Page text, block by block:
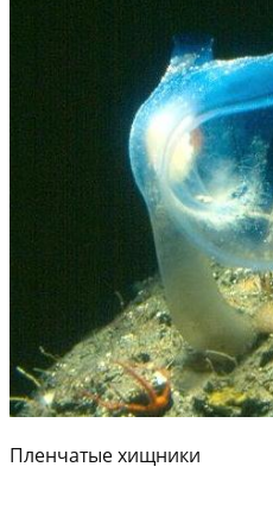
Пленчатые хищники